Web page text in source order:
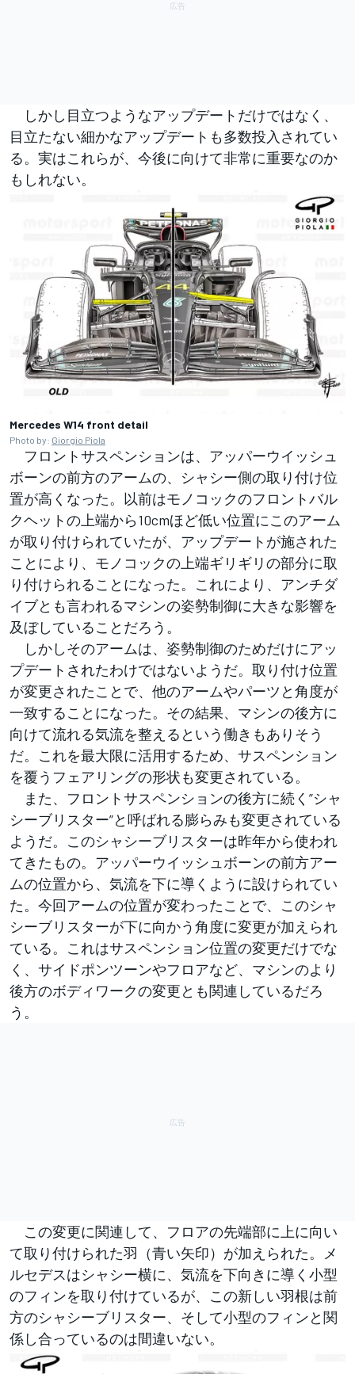
しかし目立つようなアップデートだけではなく、
目立たない細かなアップデートも多数投入されてい
る。実はこれらが、今後に向けて非常に重要なのか
もしれない。
Mercedes W14 front detail
Photo by: Giorgio Piola
フロントサスペンションは、アッパーウイッシュ
ボーンの前方のアームの、シャシー側の取り付け位
置が高くなった。以前はモノコックのフロントバル
クヘットの上端から10cmほど低い位置にこのアーム
が取り付けられていたが、アップデートが施された
ことにより、モノコックの上端ギリギリの部分に取
り付けられることになった。これにより、アンチダ
イブとも言われるマシンの姿勢制御に大きな影響を
及ぼしていることだろう。
しかしそのアームは、姿勢制御のためだけにアッ
プデートされたわけではないようだ。取り付け位置
が変更されたことで、他のアームやパーツと角度が
一致することになった。その結果、マシンの後方に
向けて流れる気流を整えるという働きもありそう
だ。これを最大限に活用するため、サスペンション
を覆うフェアリングの形状も変更されている。
また、フロントサスペンションの後方に続く”シャ
シーブリスター”と呼ばれる膨らみも変更されている
ようだ。このシャシーブリスターは昨年から使われ
てきたもの。アッパーウイッシュボーンの前方アー
ムの位置から、気流を下に導くように設けられてい
た。今回アームの位置が変わったことで、このシャ
シーブリスターが下に向かう角度に変更が加えられ
ている。これはサスペンション位置の変更だけでな
く、サイドポンツーンやフロアなど、マシンのより
後方のボディワークの変更とも関連しているだろ
う。
この変更に関連して、フロアの先端部に上に向い
て取り付けられた羽（青い矢印）が加えられた。メ
ルセデスはシャシー横に、気流を下向きに導く小型
のフィンを取り付けているが、この新しい羽根は前
方のシャシーブリスター、そして小型のフィンと関
係し合っているのは間違いない。